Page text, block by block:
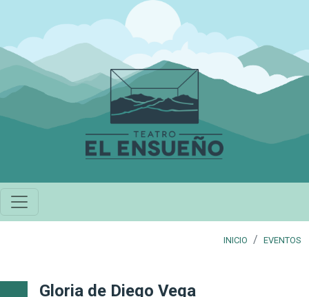
Pasar al contenido principal
INICIO EVENTOS
Gloria de Diego Vega